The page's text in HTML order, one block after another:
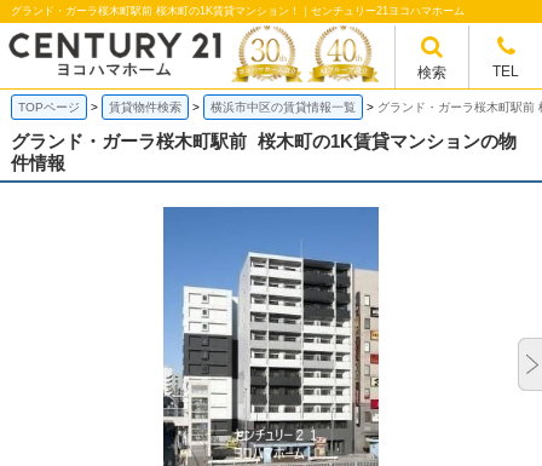
検索 TEL
グランド・ガーラ桜木町駅前 桜木町の1K賃貸マンション！｜センチュリー21ヨコハマホーム
TOPページ 賃貸物件検索 横浜市中区の賃貸情報一覧 グランド・ガーラ桜木町駅前
グランド・ガーラ桜木町駅前 桜木町の1K賃貸マンションの物
件情報